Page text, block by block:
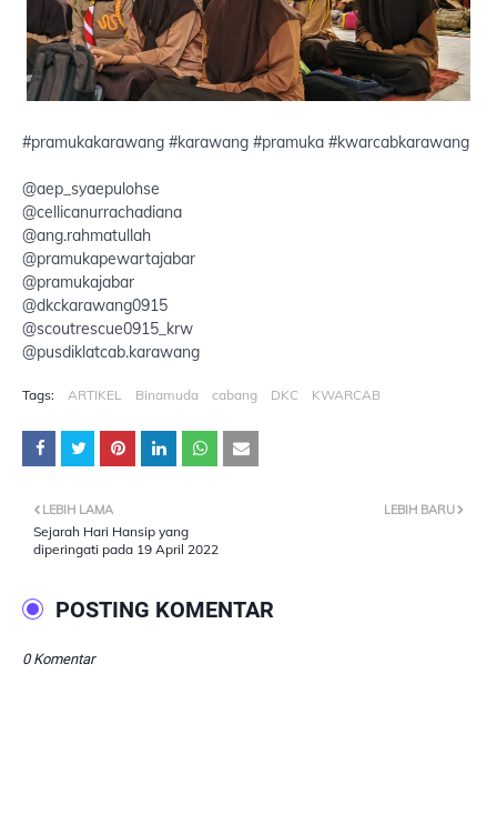
#pramukakarawang #karawang #pramuka #kwarcabkarawang
@aep_syaepulohse
@cellicanurrachadiana
@ang.rahmatullah
@pramukapewartajabar
@pramukajabar
@dkckarawang0915
@scoutrescue0915_krw
@pusdiklatcab.karawang
Tags: ARTIKEL Binamuda cabang DKC KWARCAB
LEBIH BARU
LEBIH LAMA
Sejarah Hari Hansip yang
diperingati pada 19 April 2022
POSTING KOMENTAR
0 Komentar